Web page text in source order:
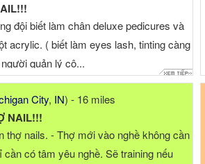
...
đội biết làm chân deluxe pedicures và
acrylic. ( biết làm eyes lash, tinting càng
quản lý cô...
City, IN) - 16 miles
NAIL!!!
thợ nails. - Thợ mới vào nghề không cần
có tâm yêu nghề. Sẽ training nếu